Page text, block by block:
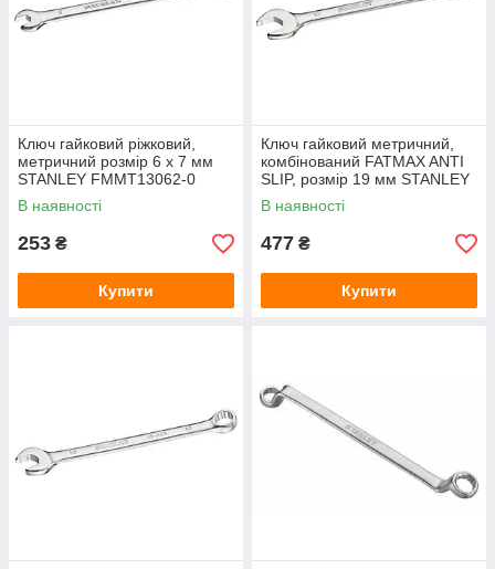
Ключ гайковий ріжковий,
метричний розмір 6 x 7 мм
STANLEY FMMT13062-0
В наявності
253 ₴
Купити
Ключ гайковий метричний,
комбінований FATMAX ANTI
SLIP, розмір 19 мм STANLEY
FMMT13042-0
В наявності
477 ₴
Купити